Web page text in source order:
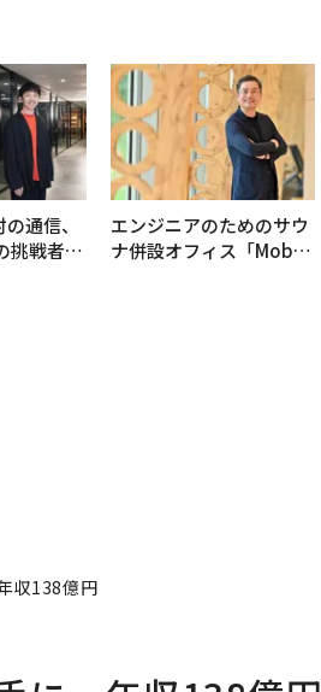
通信、
挑戦者が
エンジニアのためのサウ
ナ併設オフィス「Mobiu
収138億円